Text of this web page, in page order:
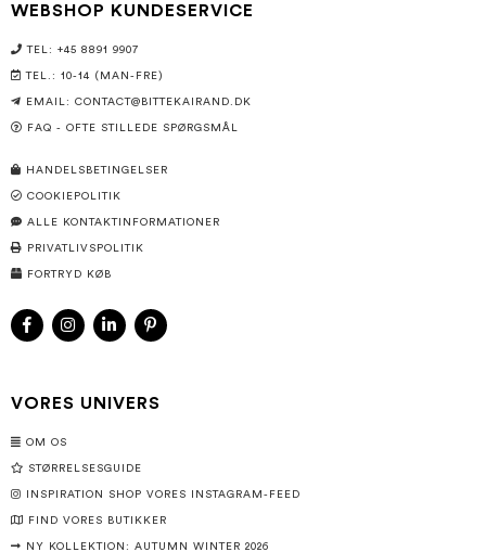
WEBSHOP KUNDESERVICE
TEL: +45 8891 9907
TEL.: 10-14 (MAN-FRE)
EMAIL: CONTACT@BITTEKAIRAND.DK
FAQ - OFTE STILLEDE SPØRGSMÅL
HANDELSBETINGELSER
COOKIEPOLITIK
ALLE KONTAKTINFORMATIONER
PRIVATLIVSPOLITIK
FORTRYD KØB
VORES UNIVERS
OM OS
STØRRELSESGUIDE
INSPIRATION SHOP VORES INSTAGRAM-FEED
FIND VORES BUTIKKER
NY KOLLEKTION: AUTUMN WINTER 2026